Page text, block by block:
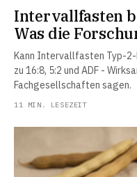
Intervallfasten
Was die
Kann Intervallfasten Typ-2-
zu 16:8, 5:2 und ADF -
Fachgesellschaften sagen.
11 MIN. LESEZEIT